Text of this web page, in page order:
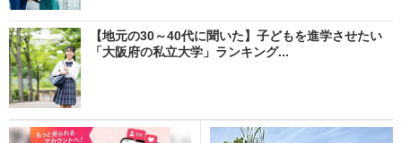
【地元の30～40代に聞いた】子どもを進学させたい
「大阪府の私立大学」ランキング...